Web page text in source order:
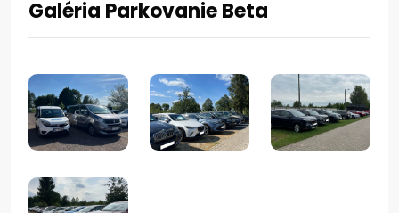
Galéria Parkovanie Beta